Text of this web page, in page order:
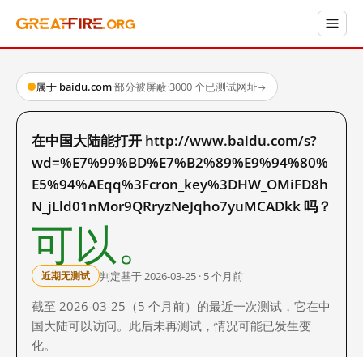
属于 baidu.com·部分被屏蔽·3000 个已测试网址→
在中国大陆能打开 http://www.baidu.com/s?
wd=%E7%99%BD%E7%B2%89%E9%94%80%
E5%94%AEqq%3Fcron_key%3DHW_OMiFD8h
N_jLld01nMor9QRryzNeJqho7yuMCADkk 吗？
可以。
近期无测试 判定基于 2026-03-25 · 5 个月前
截至 2026-03-25（5 个月前）的最近一次测试，它在中
国大陆可以访问。此后未再测试，情况可能已发生变
化。